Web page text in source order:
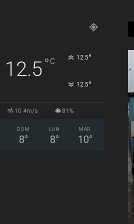
12.5°C 12.5°
12.5°
10.4m/s 81%
DOM
8°
LUN
8°
MAR
10°